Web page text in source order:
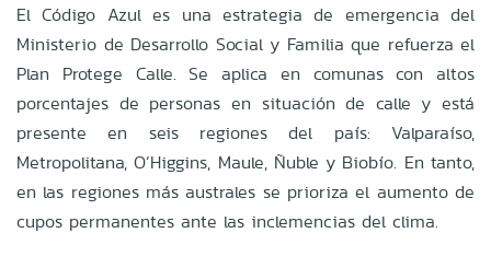
El Código Azul es una estrategia de emergencia del
Ministerio de Desarrollo Social y Familia que refuerza el
Plan Protege Calle. Se aplica en comunas con altos
porcentajes de personas en situación de calle y está
presente en seis regiones del país: Valparaíso,
Metropolitana, O’Higgins, Maule, Ñuble y Biobío. En tanto,
en las regiones más australes se prioriza el aumento de
cupos permanentes ante las inclemencias del clima.